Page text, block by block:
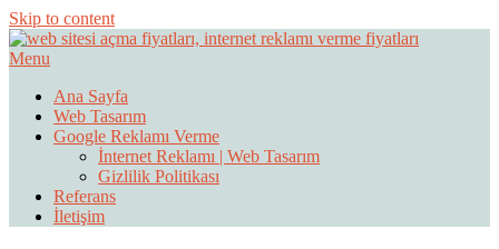
Skip to content
Web Sitesi Açma, İnternet Sitesi
Fiyatları
Menu
Ana Sayfa
Web Tasarım
Google Reklamı Verme
İnternet Reklamı | Web Tasarım
Gizlilik Politikası
Referans
İletişim